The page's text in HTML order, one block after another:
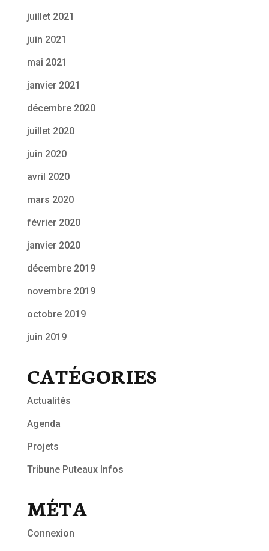
juillet 2021
juin 2021
mai 2021
janvier 2021
décembre 2020
juillet 2020
juin 2020
avril 2020
mars 2020
février 2020
janvier 2020
décembre 2019
novembre 2019
octobre 2019
juin 2019
CATÉGORIES
Actualités
Agenda
Projets
Tribune Puteaux Infos
MÉTA
Connexion